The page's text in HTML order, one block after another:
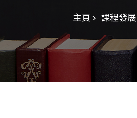
主頁 > 課程發